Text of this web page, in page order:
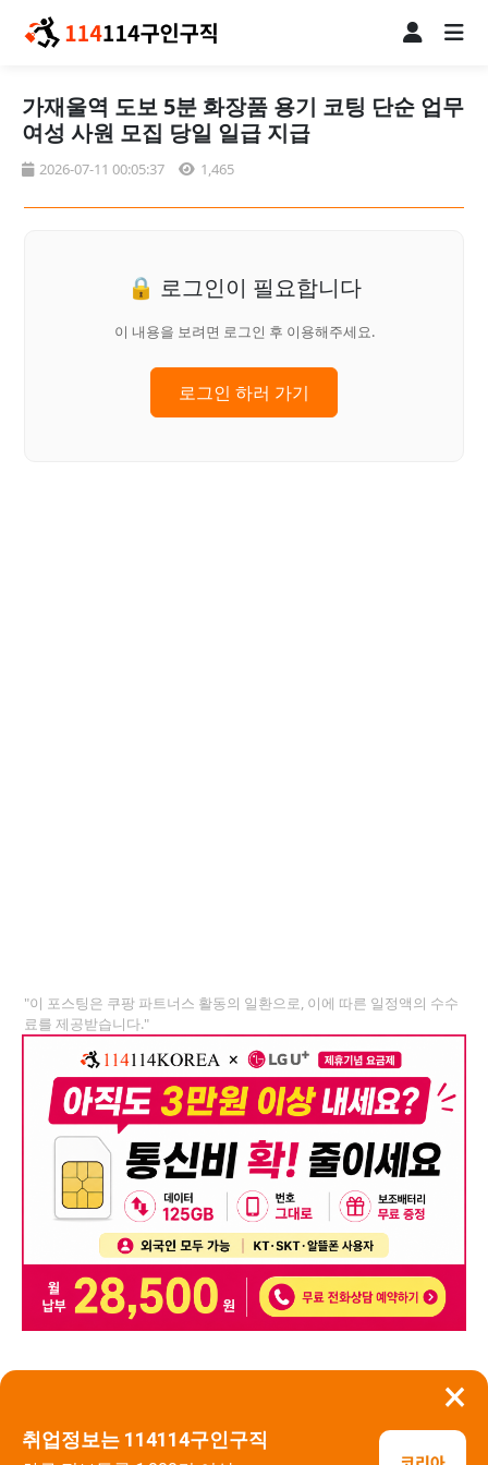
×
취업정보는 114114구인구직
가재울역 도보 5분 화장품 용기 코팅 단순 업무
여성 사원 모집 당일 일급 지급
2026-07-11 00:05:37 1,465
🔒 로그인이 필요합니다
이 내용을 보려면 로그인 후 이용해주세요.
로그인 하러 가기
"이 포스팅은 쿠팡 파트너스 활동의 일환으로, 이에 따른 일정액의 수수
료를 제공받습니다."